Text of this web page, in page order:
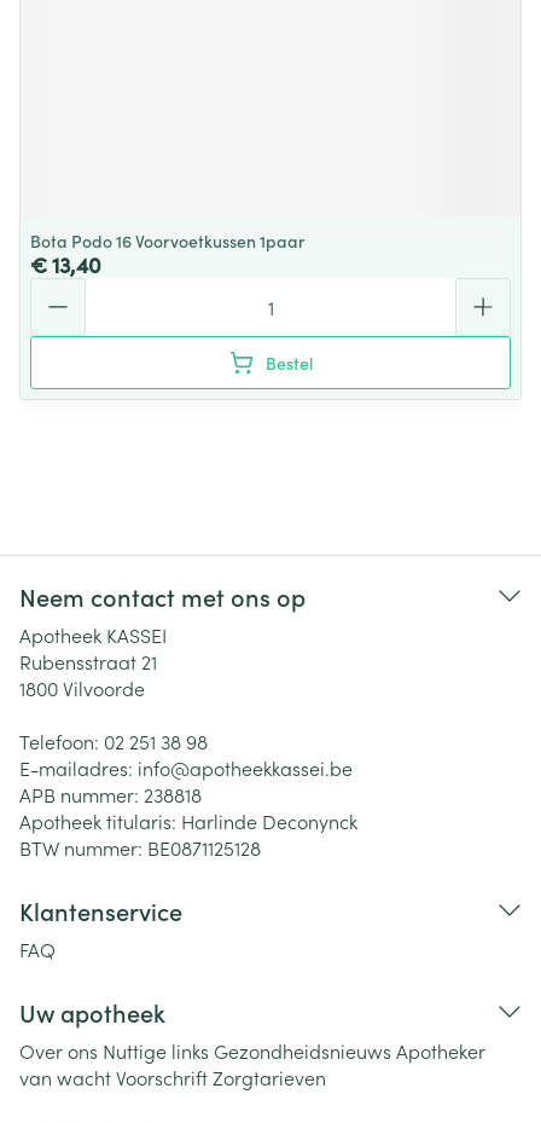
Bota Podo 16 Voorvoetkussen 1paar
€ 13,40
Bestel
Neem contact met ons op
Apotheek KASSEI
Rubensstraat 21
1800Vilvoorde
Telefoon: 02 251 38 98
E-mailadres: info@apotheekkassei.be
APB nummer: 238818
Apotheek titularis: Harlinde Deconynck
BTW nummer: BE0871125128
Klantenservice
FAQ
Uw apotheek
Over ons Nuttige links Gezondheidsnieuws Apotheker
van wachtVoorschriftZorgtarieven